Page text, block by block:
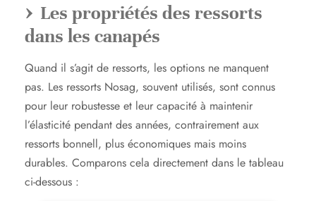
Les propriétés des ressorts
dans les canapés
Quand il s’agit de ressorts, les options ne manquent
pas. Les ressorts Nosag, souvent utilisés, sont connus
pour leur robustesse et leur capacité à maintenir
l’élasticité pendant des années, contrairement aux
ressorts bonnell, plus économiques mais moins
durables. Comparons cela directement dans le tableau
ci-dessous :